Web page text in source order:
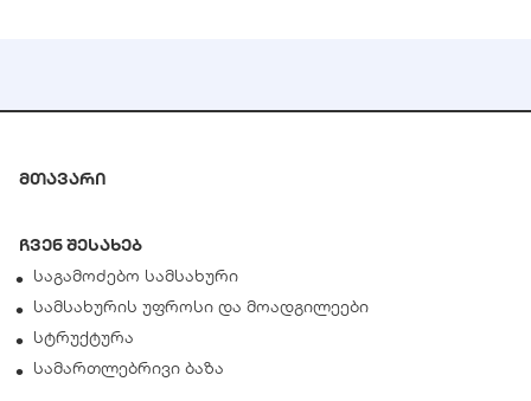
მთავარი
ჩვენ შესახებ
საგამოძებო სამსახური
სამსახურის უფროსი და მოადგილეები
სტრუქტურა
სამართლებრივი ბაზა